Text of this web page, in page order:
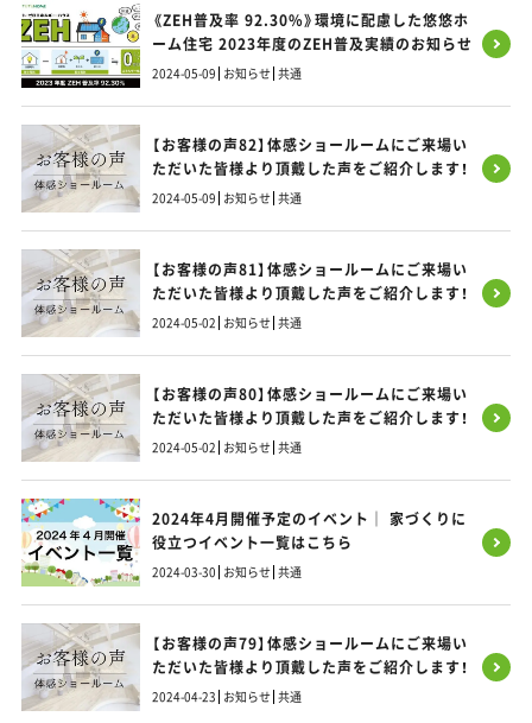
《ZEH普及率 92.30%》環境に配慮した悠悠ホ
ーム住宅 2023年度のZEH普及実績のお知らせ
2024-05-09 お知らせ 共通
【お客様の声82】体感ショールームにご来場い
ただいた皆様より頂戴した声をご紹介します！
2024-05-09 お知らせ 共通
【お客様の声81】体感ショールームにご来場い
ただいた皆様より頂戴した声をご紹介します！
2024-05-02 お知らせ 共通
【お客様の声80】体感ショールームにご来場い
ただいた皆様より頂戴した声をご紹介します！
2024-05-02 お知らせ 共通
2024年4月開催予定のイベント｜ 家づくりに
役立つイベント一覧はこちら
2024-03-30 お知らせ 共通
【お客様の声79】体感ショールームにご来場い
ただいた皆様より頂戴した声をご紹介します！
2024-04-23 お知らせ 共通